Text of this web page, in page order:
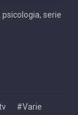
serie
#Varie